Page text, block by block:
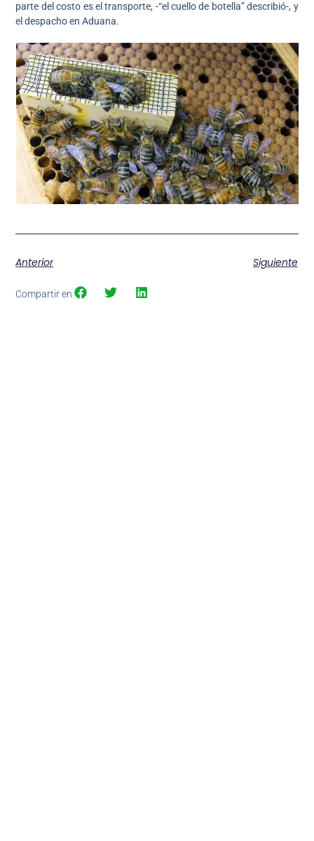
parte del costo es el transporte, -“el cuello de botella” describió-, y
el despacho en Aduana.
Anterior Siguiente
Compartir en